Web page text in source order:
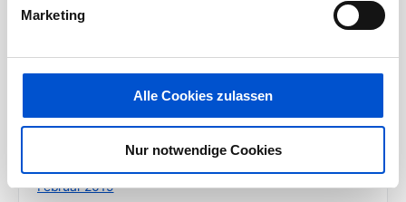
Marketing
Alle Cookies zulassen
Nur notwendige Cookies
August 2019
Juni 2019
April 2019
Februar 2019